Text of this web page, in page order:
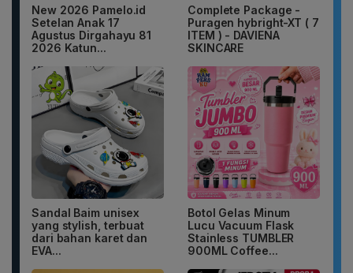
New 2026 Pamelo.id
Setelan Anak 17
Agustus Dirgahayu 81
2026 Katun...
Complete Package -
Puragen hybright-XT ( 7
ITEM ) - DAVIENA
SKINCARE
Sandal Baim unisex
yang stylish, terbuat
dari bahan karet dan
EVA...
Botol Gelas Minum
Lucu Vacuum Flask
Stainless TUMBLER
900ML Coffee...